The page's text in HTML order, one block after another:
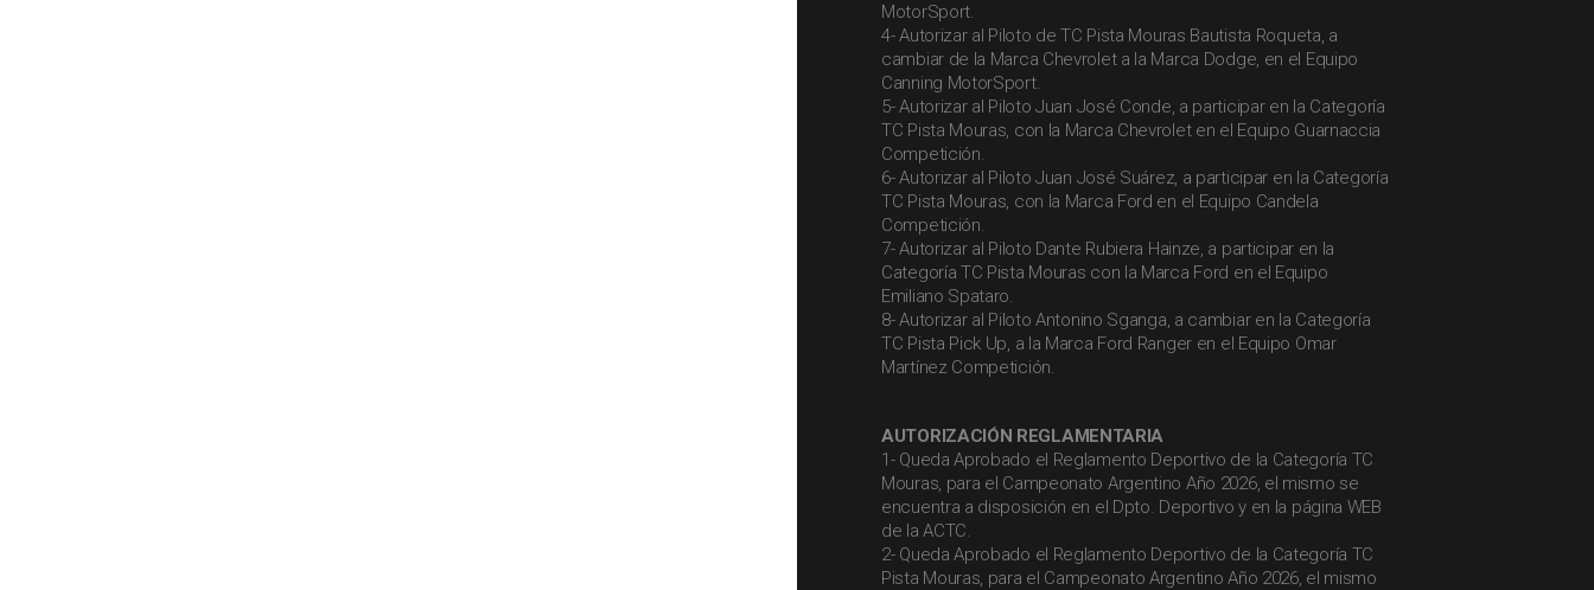
MotorSport.
4- Autorizar al Piloto de TC Pista Mouras Bautista Roqueta, a
cambiar de la Marca Chevrolet a la Marca Dodge, en el Equipo
Canning MotorSport.
5- Autorizar al Piloto Juan José Conde, a participar en la Categoría
TC Pista Mouras, con la Marca Chevrolet en el Equipo Guarnaccia
Competición.
6- Autorizar al Piloto Juan José Suárez, a participar en la Categoría
TC Pista Mouras, con la Marca Ford en el Equipo Candela
Competición.
7- Autorizar al Piloto Dante Rubiera Hainze, a participar en la
Categoría TC Pista Mouras con la Marca Ford en el Equipo
Emiliano Spataro.
8- Autorizar al Piloto Antonino Sganga, a cambiar en la Categoría
TC Pista Pick Up, a la Marca Ford Ranger en el Equipo Omar
Martínez Competición.
AUTORIZACIÓN REGLAMENTARIA
1- Queda Aprobado el Reglamento Deportivo de la Categoría TC
Mouras, para el Campeonato Argentino Año 2026, el mismo se
encuentra a disposición en el Dpto. Deportivo y en la página WEB
de la ACTC.
2- Queda Aprobado el Reglamento Deportivo de la Categoría TC
Pista Mouras, para el Campeonato Argentino Año 2026, el mismo